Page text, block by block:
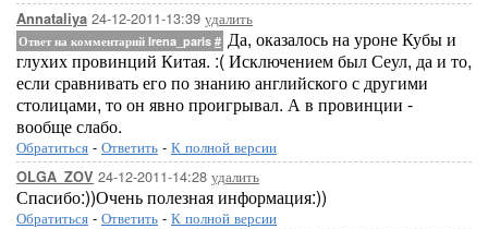
Annataliya 24-12-2011-13:39 удалить
Ответ на комментарий Irena_paris # Да, оказалось на уроне Кубы и
глухих провинций Китая. :( Исключением был Сеул, да и то,
если сравнивать его по знанию английского с другими
столицами, то он явно проигрывал. А в провинции -
вообще слабо.
Обратиться - Ответить - К полной версии
OLGA_ZOV 24-12-2011-14:28 удалить
Спасибо:))Очень полезная информация:))
Обратиться - Ответить - К полной версии